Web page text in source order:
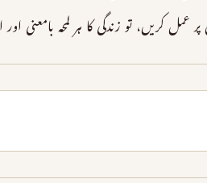
کریں، تو زندگی کا ہر لمحہ بامعنی